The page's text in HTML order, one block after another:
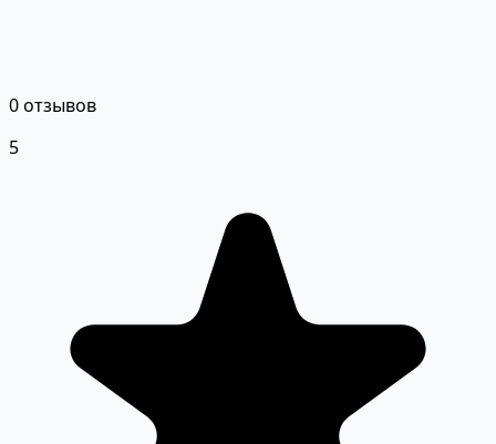
0 отзывов
5